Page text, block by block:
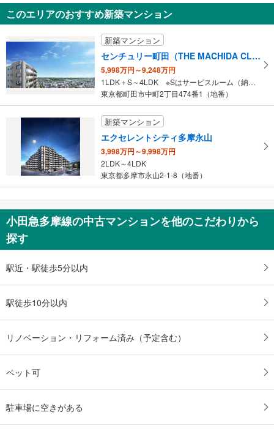
1,820万円
ワンルーム
このエリアのおすすめ新築マンション
新築マンション
センチュリー町田（THE MACHIDA CLASS PROJECT）
5,998万円～9,248万円
1LDK＋S～4LDK ※Sはサービスルーム（納戸）です。
東京都町田市中町2丁目474番1（地番）
新築マンション
エクセレントシティ多摩永山
3,998万円～9,998万円
2LDK～4LDK
東京都多摩市永山2-1-8（地番）
小田急多摩線の中古マンションを他のこだわりから
探す
駅近・駅徒歩5分以内
駅徒歩10分以内
リノベーション・リフォーム済み（予定含む）
ペット可
駐車場に空きがある